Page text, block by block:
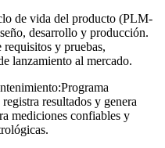
de vida del producto (PLM-
desarrollo y producción.
y pruebas,
lanzamiento al mercado.
resultados y genera
mediciones confiables y